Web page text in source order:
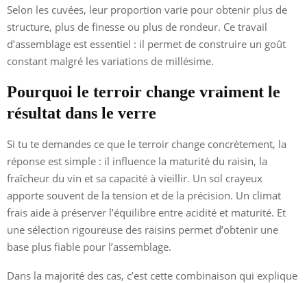
Selon les cuvées, leur proportion varie pour obtenir plus de
structure, plus de finesse ou plus de rondeur. Ce travail
d’assemblage est essentiel : il permet de construire un goût
constant malgré les variations de millésime.
Pourquoi le terroir change vraiment le
résultat dans le verre
Si tu te demandes ce que le terroir change concrètement, la
réponse est simple : il influence la maturité du raisin, la
fraîcheur du vin et sa capacité à vieillir. Un sol crayeux
apporte souvent de la tension et de la précision. Un climat
frais aide à préserver l’équilibre entre acidité et maturité. Et
une sélection rigoureuse des raisins permet d’obtenir une
base plus fiable pour l’assemblage.
Dans la majorité des cas, c’est cette combinaison qui explique